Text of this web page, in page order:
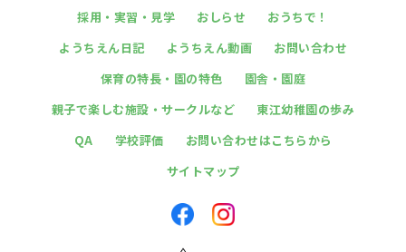
採用・実習・見学
おしらせ
おうちで！
ようちえん日記
ようちえん動画
お問い合わせ
保育の特長・園の特色
園舎・園庭
親子で楽しむ施設・サークルなど
東江幼稚園の歩み
QA
学校評価
お問い合わせはこちらから
サイトマップ